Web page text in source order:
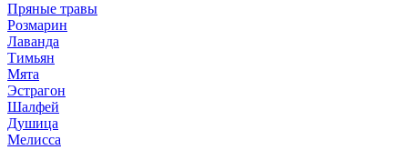
Пряные травы
Розмарин
Лаванда
Тимьян
Мята
Эстрагон
Шалфей
Душица
Мелисса